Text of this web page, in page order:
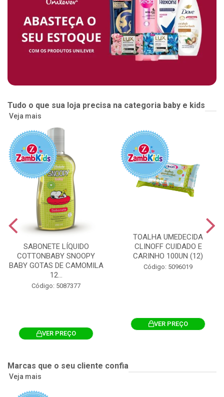
Tudo o que sua loja precisa na categoria baby e kids
Veja mais
SABONETE LÍQUIDO
COTTONBABY SNOOPY
BABY GOTAS DE CAMOMILA
12...
Código: 5087377
VER PREÇO
TOALHA UMEDECIDA
CLINOFF CUIDADO E
CARINHO 100UN (12)
Código: 5096019
VER PREÇO
Marcas que o seu cliente confia
Veja mais